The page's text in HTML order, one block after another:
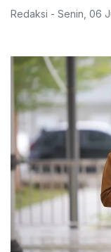
Redaksi - Senin 06